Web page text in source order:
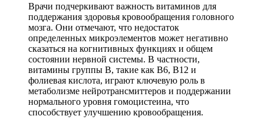
Врачи подчеркивают важность витаминов для
поддержания здоровья кровообращения головного
мозга. Они отмечают, что недостаток
определенных микроэлементов может негативно
сказаться на когнитивных функциях и общем
состоянии нервной системы. В частности,
витамины группы B, такие как B6, B12 и
фолиевая кислота, играют ключевую роль в
метаболизме нейротрансмиттеров и поддержании
нормального уровня гомоцистеина, что
способствует улучшению кровообращения.